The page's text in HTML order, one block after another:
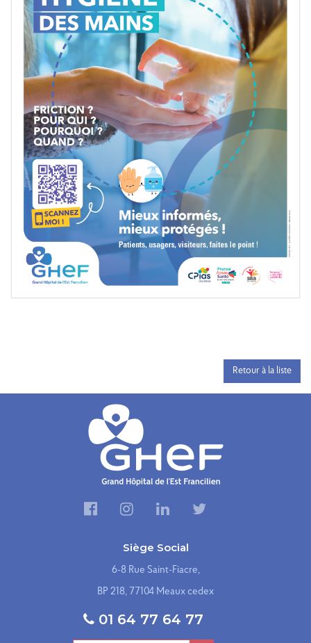
Retour à la liste
Siège Social
6-8 Rue Saint-Fiacre,
BP 218, 77104 Meaux cedex
01 64 77 64 77